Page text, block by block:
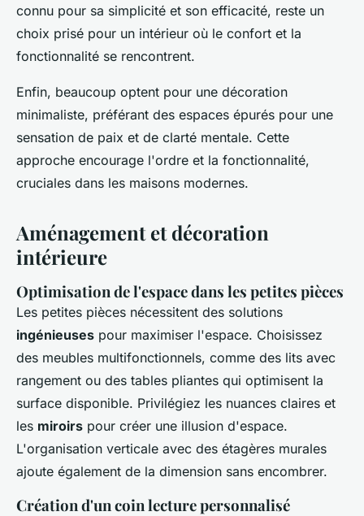
connu pour sa simplicité et son efficacité, reste un
choix prisé pour un intérieur où le confort et la
fonctionnalité se rencontrent.
Enfin, beaucoup optent pour une décoration
minimaliste, préférant des espaces épurés pour une
sensation de paix et de clarté mentale. Cette
approche encourage l'ordre et la fonctionnalité,
cruciales dans les maisons modernes.
Aménagement et décoration
intérieure
Optimisation de l'espace dans les petites pièces
Les petites pièces nécessitent des solutions
ingénieuses pour maximiser l'espace. Choisissez
des meubles multifonctionnels, comme des lits avec
rangement ou des tables pliantes qui optimisent la
surface disponible. Privilégiez les nuances claires et
les miroirs pour créer une illusion d'espace.
L'organisation verticale avec des étagères murales
ajoute également de la dimension sans encombrer.
Création d'un coin lecture personnalisé